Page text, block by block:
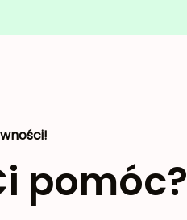
pomóc?